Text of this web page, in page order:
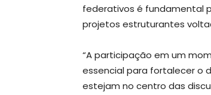
federativos é fundamental
projetos estruturantes
“A participação em um
essencial para fortalecer o
estejam no centro das